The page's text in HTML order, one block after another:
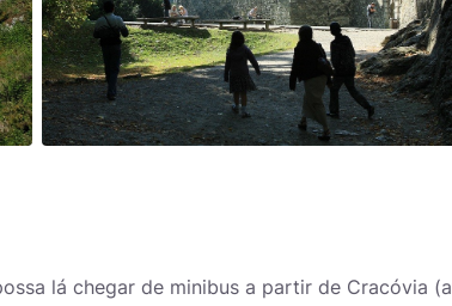
lá chegar de minibus a partir de Cracóvia